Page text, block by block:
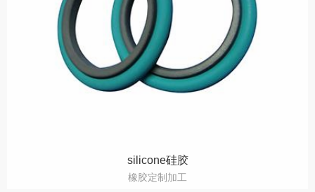
silicone硅胶
橡胶定制加工